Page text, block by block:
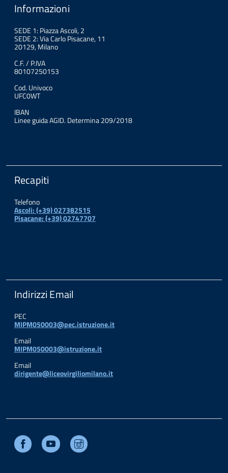
Informazioni
SEDE 1: Piazza Ascoli, 2
SEDE 2: Via Carlo Pisacane, 11
20129, Milano
C.F. / P.IVA
80107250153
Cod. Univoco
UFC0WT
IBAN
Linee guida AGID. Determina 209/2018
Recapiti
Telefono
Ascoli: (+39) 027382515
Pisacane: (+39) 02747707
Indirizzi Email
PEC
MIPM050003@pec.istruzione.it
Email
MIPM050003@istruzione.it
Email
dirigente@liceovirgiliomilano.it
Facebook Youtube